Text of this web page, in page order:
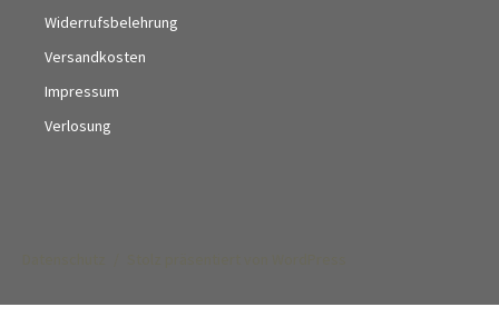
Widerrufsbelehrung
Versandkosten
Impressum
Verlosung